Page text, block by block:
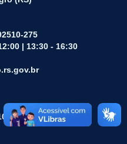
275
| 13:30 - 16:30
045